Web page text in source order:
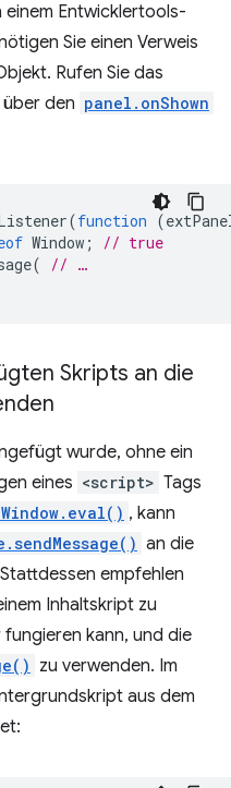
einem Entwicklertools-
Sie einen Verweis
Rufen Sie das
den panel.onShown
(function (
Window ;
// true
(
// …
Skripts an die
wurde, ohne ein
eines <script> Tags
, kann
an die
empfehlen
Inhaltskript zu
kann, und die
zu verwenden. Im
aus dem